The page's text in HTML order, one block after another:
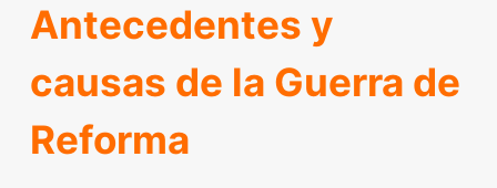
Antecedentes y
causas de la Guerra de
Reforma